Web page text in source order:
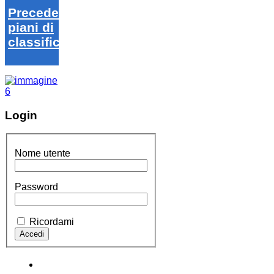
Precedenti
piani di
classifica
Login
Nome utente
Password
Ricordami